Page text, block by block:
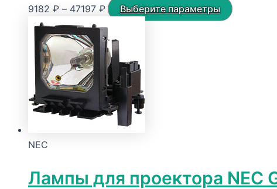
9182 ₽ – 47197 ₽Диапазон
9182 ₽
–
47197 ₽
Выберите параметры
Этот
NEC
Лампы для проектора NEC